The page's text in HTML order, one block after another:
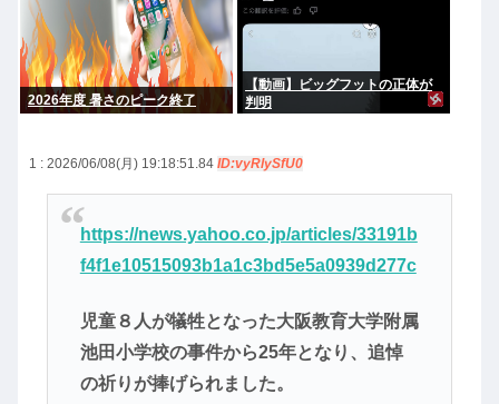
2026年度 暑さのピーク終了
【動画】ビッグフットの正体が
判明
1 : 2026/06/08(月) 19:18:51.84 ID:vyRlySfU0
https://news.yahoo.co.jp/articles/33191b
f4f1e10515093b1a1c3bd5e5a0939d277c
児童８人が犠牲となった大阪教育大学附属
池田小学校の事件から25年となり、追悼
の祈りが捧げられました。